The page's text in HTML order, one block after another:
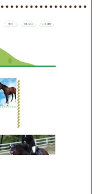
を装着する） も
」にも慣れてい
クラスで単独で
ったら スタート
ピードを調整し
学びます。 安定
ようになれば
クラス スタート
初歩をマスター
練習を行いま
までに練習した